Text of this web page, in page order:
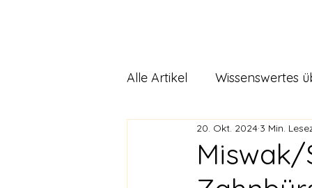
Alle Artikel Wissenswertes
DIY Rezepte
Miswak/
20. Okt. 2024 3 Min.